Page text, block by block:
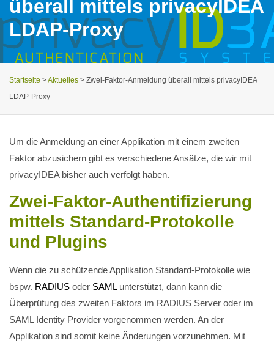
überall mittels privacyIDEA
LDAP-Proxy
Startseite >Aktuelles > Zwei-Faktor-Anmeldung überall mittels privacyIDEA
LDAP-Proxy
Um die Anmeldung an einer Applikation mit einem zweiten
Faktor abzusichern gibt es verschiedene Ansätze, die wir mit
privacyIDEA bisher auch verfolgt haben.
Zwei-Faktor-Authentifizierung
mittels Standard-Protokolle
und Plugins
Wenn die zu schützende Applikation Standard-Protokolle wie
bspw. RADIUS oder SAMLunterstützt, dann kann die
Überprüfung des zweiten Faktors im RADIUS Server oder im
SAML Identity Provider vorgenommen werden. An der
Applikation sind somit keine Änderungen vorzunehmen. Mit